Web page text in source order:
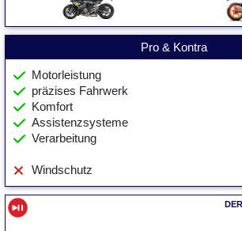
Pro & Kontra
Motorleistung
präzises Fahrwerk
Komfort
Assistenzsysteme
Verarbeitung
Windschutz